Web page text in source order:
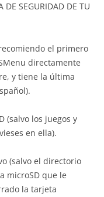
DE SEGURIDAD DE TU
el primero
directamente
y tiene la última
(salvo los juegos y
en ella).
(salvo el directorio
microSD que le
la tarjeta